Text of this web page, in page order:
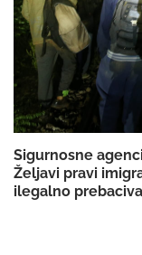
Sigurnosne
Željavi pravi
ilegalno